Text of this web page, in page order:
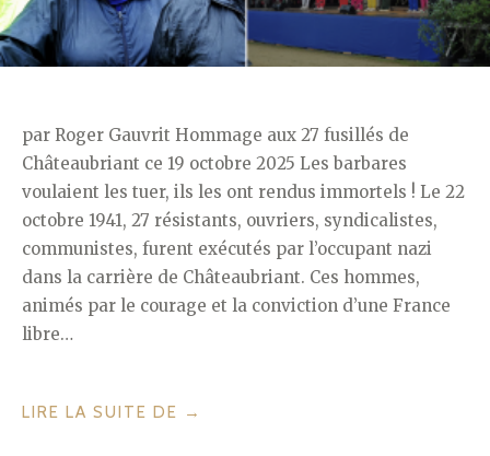
par Roger Gauvrit Hommage aux 27 fusillés de
Châteaubriant ce 19 octobre 2025 Les barbares
voulaient les tuer, ils les ont rendus immortels ! Le 22
octobre 1941, 27 résistants, ouvriers, syndicalistes,
communistes, furent exécutés par l’occupant nazi
dans la carrière de Châteaubriant. Ces hommes,
animés par le courage et la conviction d’une France
libre…
LIRE LA SUITE DE
« HOMMAGE
→